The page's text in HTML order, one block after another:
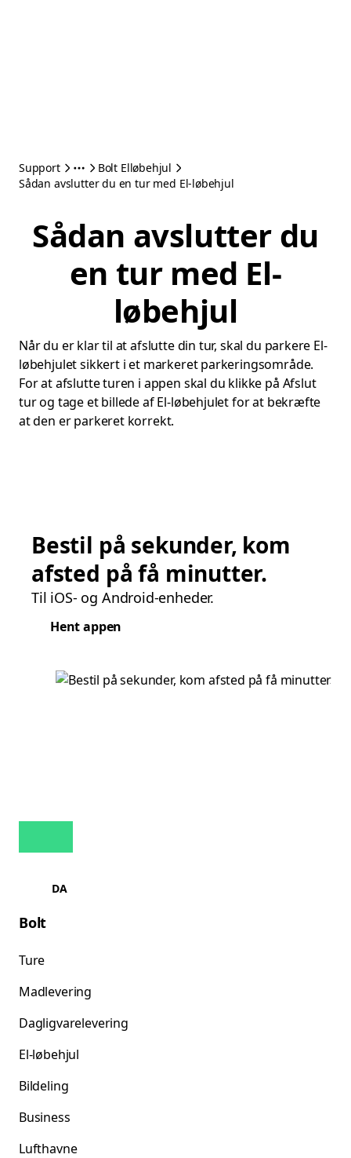
Support
Bolt Elløbehjul
Sådan avslutter du en tur med El-løbehjul
Sådan avslutter du
en tur med El-
løbehjul
Når du er klar til at afslutte din tur, skal du parkere El-
løbehjulet sikkert i et markeret parkeringsområde.
For at afslutte turen i appen skal du klikke på Afslut
tur og tage et billede af El-løbehjulet for at bekræfte
at den er parkeret korrekt.
Bestil på sekunder, kom
afsted på få minutter.
Til iOS- og Android-enheder.
Hent appen
DA
Bolt
Ture
Madlevering
Dagligvarelevering
El-løbehjul
Bildeling
Business
Lufthavne